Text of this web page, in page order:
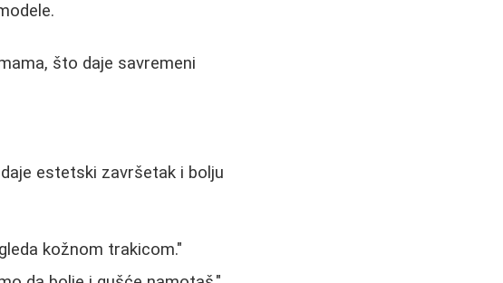
što daje savremeni
estetski završetak i bolju
kožnom trakicom."